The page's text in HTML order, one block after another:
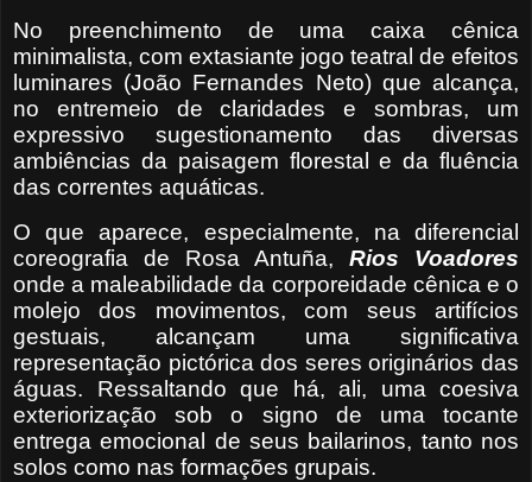
No preenchimento de uma caixa cênica
minimalista, com extasiante jogo teatral de efeitos
luminares (João Fernandes Neto) que alcança,
no entremeio de claridades e sombras, um
expressivo sugestionamento das diversas
ambiências da paisagem florestal e da fluência
das correntes aquáticas.
O que aparece, especialmente, na diferencial
coreografia de Rosa Antuña, Rios Voadores
onde a maleabilidade da corporeidade cênica e o
molejo dos movimentos, com seus artifícios
gestuais, alcançam uma significativa
representação pictórica dos seres originários das
águas. Ressaltando que há, ali, uma coesiva
exteriorização sob o signo de uma tocante
entrega emocional de seus bailarinos, tanto nos
solos como nas formações grupais.